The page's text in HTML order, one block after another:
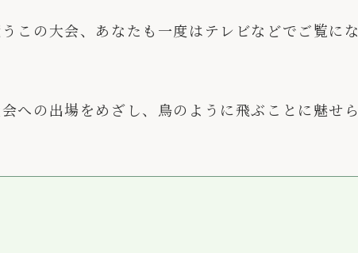
この大会、あなたも一度はテレビなどでご覧にな
への出場をめざし、鳥のように飛ぶことに魅せら